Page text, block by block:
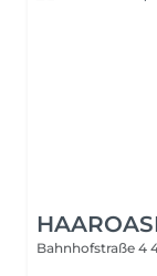
Bahnhofstraße 4